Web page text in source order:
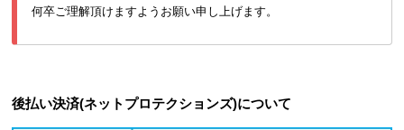
何卒ご理解頂けますようお願い申し上げます。
後払い決済(ネットプロテクションズ)について